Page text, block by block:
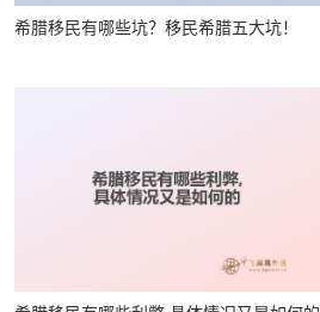
希腊移民有哪些坑？移民希腊五大坑！